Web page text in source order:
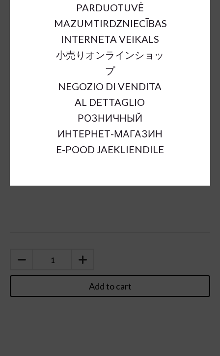
b = base width h = height
pc
Add to cart
PARDUOTUVĖ
MAZUMTIRDZNIECĪBAS
INTERNETA VEIKALS
小売りオンラインショッ
プ
NEGOZIO DI VENDITA
AL DETTAGLIO
РОЗНИЧНЫЙ
ИНТЕРНЕТ-МАГАЗИН
E-POOD JAEKLIENDILE